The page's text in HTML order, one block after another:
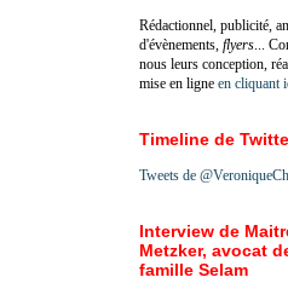
Rédactionnel, publicité,
d'évènements, flyers ...
nous leurs conception,
mise en ligne en cliquant
Timeline de
Tweets de
Interview de
Metzker, avocat
famille Selam